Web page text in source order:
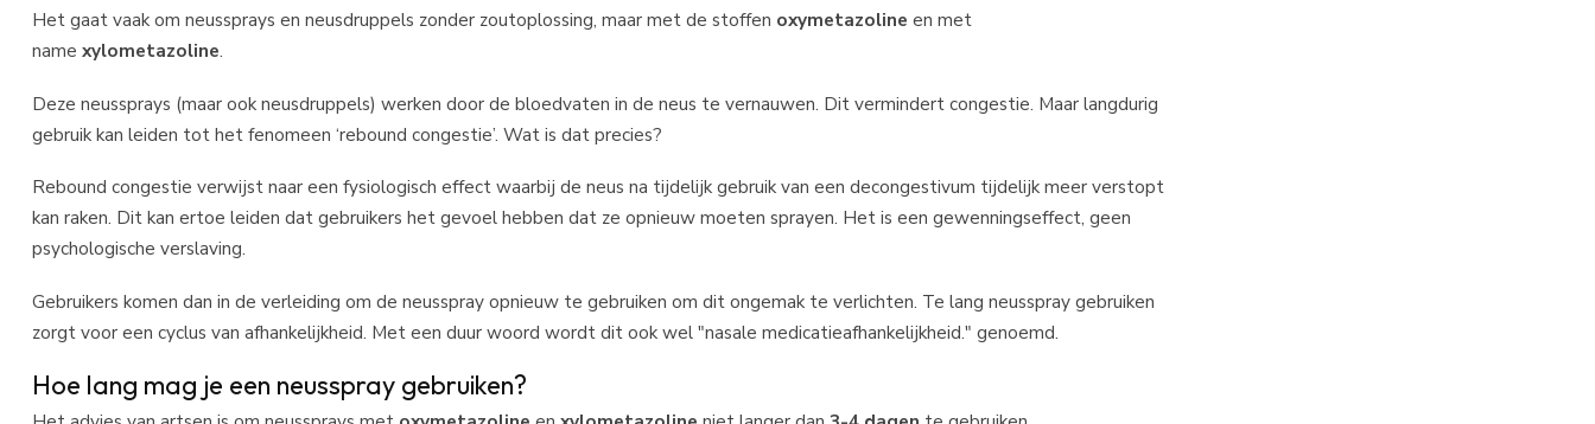
Het gaat vaak om neussprays en neusdruppels zonder zoutoplossing, maar met de stoffen oxymetazoline en met
name xylometazoline.
Deze neussprays (maar ook neusdruppels) werken door de bloedvaten in de neus te vernauwen. Dit vermindert congestie. Maar langdurig
gebruik kan leiden tot het fenomeen ‘rebound congestie’. Wat is dat precies?
Rebound congestie verwijst naar een fysiologisch effect waarbij de neus na tijdelijk gebruik van een decongestivum tijdelijk meer verstopt
kan raken. Dit kan ertoe leiden dat gebruikers het gevoel hebben dat ze opnieuw moeten sprayen. Het is een gewenningseffect, geen
psychologische verslaving.
Gebruikers komen dan in de verleiding om de neusspray opnieuw te gebruiken om dit ongemak te verlichten. Te lang neusspray gebruiken
zorgt voor een cyclus van afhankelijkheid. Met een duur woord wordt dit ook wel "nasale medicatieafhankelijkheid." genoemd.
Hoe lang mag je een neusspray gebruiken?